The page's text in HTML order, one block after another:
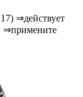
⇒действует
⇒примените